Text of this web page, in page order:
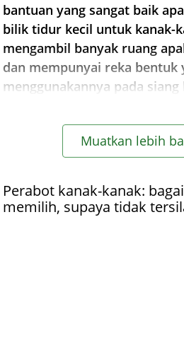
bantuan yang sangat baik
bilik tidur kecil untuk kanak-
mengambil banyak ruang
dan mempunyai reka bentuk
menggunakannya pada siang
Muatkan lebih
Perabot kanak-kanak:
memilih, supaya tidak